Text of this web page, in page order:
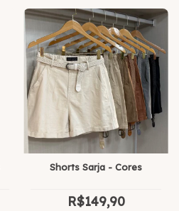
Shorts Sarja - Cores
R$149,90